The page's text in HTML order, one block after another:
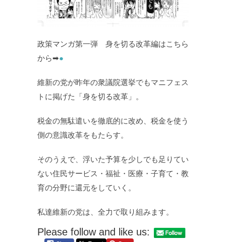
政策マンガ第一弾 身を切る改革編はこちら
から➡●
維新の党が昨年の衆議院選挙でもマニフェス
トに掲げた「身を切る改革」。
税金の無駄遣いを徹底的に改め、税金を使う
側の意識改革をもたらす。
そのうえで、浮いた予算を少しでも足りてい
ない住民サービス・福祉・医療・子育て・教
育の分野に還元をしていく。
私達維新の党は、全力で取り組みます。
Please follow and like us: